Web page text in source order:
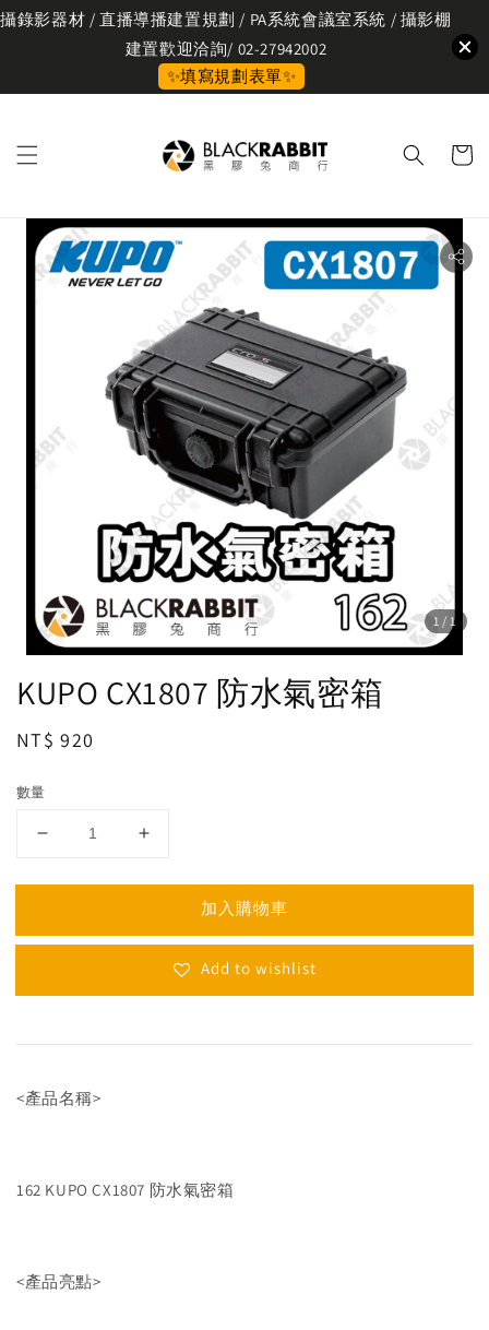
攝錄影器材 / 直播導播建置規劃 / PA系統會議室系統 / 攝影棚
建置歡迎洽詢/ 02-27942002
✨填寫規劃表單✨
1 /1
KUPO CX1807 防水氣密箱
Regular
NT$ 920
數量
加入購物車
Add to wishlist
<產品名稱>
162 KUPO CX1807 防水氣密箱
<產品亮點>